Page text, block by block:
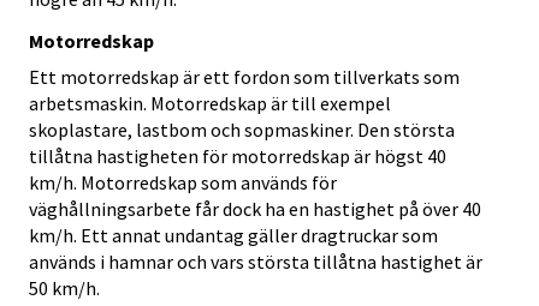
Motorredskap
Ett motorredskap är ett fordon som tillverkats som
arbetsmaskin. Motorredskap är till exempel
skoplastare, lastbom och sopmaskiner. Den största
tillåtna hastigheten för motorredskap är högst 40
km/h. Motorredskap som används för
väghållningsarbete får dock ha en hastighet på över 40
km/h. Ett annat undantag gäller dragtruckar som
används i hamnar och vars största tillåtna hastighet är
50 km/h.